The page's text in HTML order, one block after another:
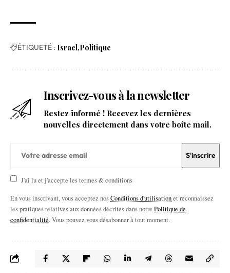
ÉTIQUETÉ : Israel Politique
Inscrivez-vous à la newsletter
Restez informé ! Recevez les dernières
nouvelles directement dans votre boîte mail.
J'ai lu et j'accepte les termes & conditions
En vous inscrivant, vous acceptez nosConditions d'utilisationet reconnaissez
les pratiques relatives aux données décrites dans notre Politique de
confidentialité. Vous pouvez vous désabonner à tout moment.